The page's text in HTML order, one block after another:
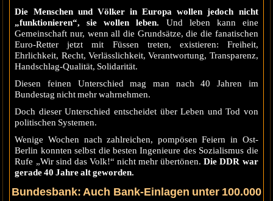
Die Menschen und Völker in Europa wollen jedoch nicht
„funktionieren“, sie wollen leben. Und leben kann eine
Gemeinschaft nur, wenn all die Grundsätze, die die fanatischen
Euro-Retter jetzt mit Füssen treten, existieren: Freiheit,
Ehrlichkeit, Recht, Verlässlichkeit, Verantwortung, Transparenz,
Handschlag-Qualität, Solidarität.
Diesen feinen Unterschied mag man nach 40 Jahren im
Bundestag nicht mehr wahrnehmen.
Doch dieser Unterschied entscheidet über Leben und Tod von
politischen Systemen.
Wenige Wochen nach zahlreichen, pompösen Feiern in Ost-
Berlin konnten selbst die besten Ingenieure des Sozialismus die
Rufe „Wir sind das Volk!“ nicht mehr übertönen.Die DDR war
gerade 40 Jahre alt geworden.
Bundesbank: Auch Bank-Einlagen unter 100.000